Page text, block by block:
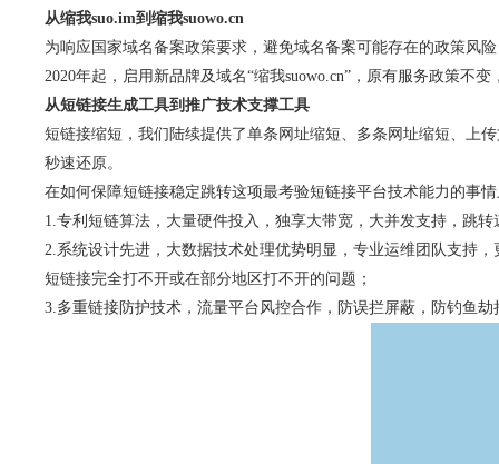
从缩我suo.im到缩我suowo.cn
为响应国家域名备案政策要求，避免域名备案可能存在的政策风
2020年起，启用新品牌及域名“缩我suowo.cn”，原有服务政策不
从短链接生成工具到推广技术支撑工具
短链接缩短，我们陆续提供了单条网址缩短、多条网址缩短、上
秒速还原。
在如何保障短链接稳定跳转这项最考验短链接平台技术能力的事
1.专利短链算法，大量硬件投入，独享大带宽，大并发支持，跳
2.系统设计先进，大数据技术处理优势明显，专业运维团队支持
短链接完全打不开或在部分地区打不开的问题；
3.多重链接防护技术，流量平台风控合作，防误拦屏蔽，防钓鱼